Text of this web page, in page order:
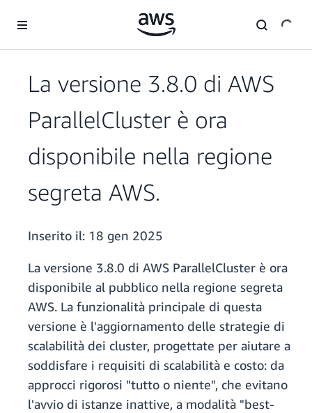
La versione 3.8.0 di AWS
ParallelCluster è ora
disponibile nella regione
segreta AWS.
Inserito il: 18 gen 2025
La versione 3.8.0 di AWS ParallelCluster è ora
disponibile al pubblico nella regione segreta
AWS. La funzionalità principale di questa
versione è l'aggiornamento delle strategie di
scalabilità dei cluster, progettate per aiutare a
soddisfare i requisiti di scalabilità e costo: da
approcci rigorosi "tutto o niente", che evitano
l'avvio di istanze inattive, a modalità "best-